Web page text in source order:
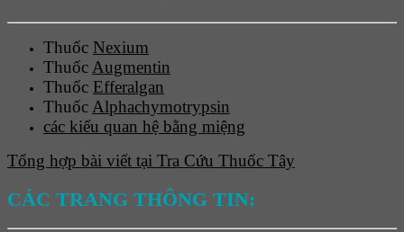
Thuốc Nexium
Thuốc Augmentin
Thuốc Efferalgan
Thuốc Alphachymotrypsin
các kiểu quan hệ bằng miệng
Tổng hợp bài viết tại Tra Cứu Thuốc Tây
CÁC TRANG THÔNG TIN: